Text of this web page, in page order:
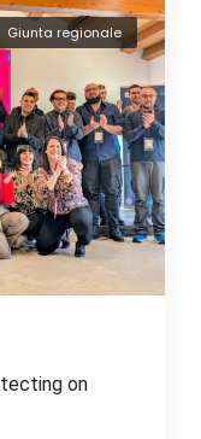
Giunta regionale
on